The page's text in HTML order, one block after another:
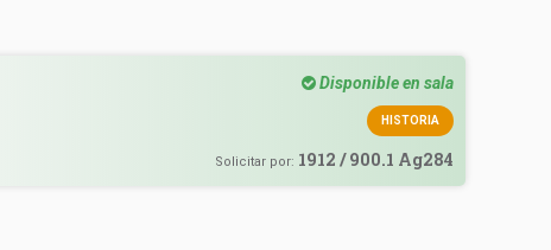
Disponible en sala
HISTORIA
Solicitar por: 1912 / 900.1 Ag284